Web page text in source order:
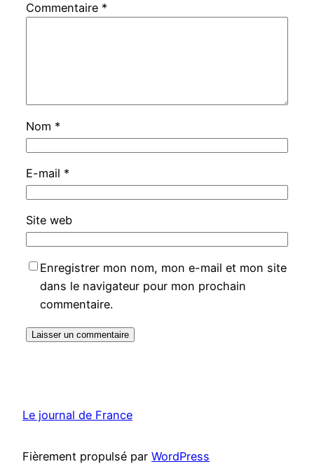
Commentaire *
Nom *
E-mail *
Site web
Enregistrer mon nom, mon e-mail et mon site
dans le navigateur pour mon prochain
commentaire.
Le journal de France
Fièrement propulsé par WordPress